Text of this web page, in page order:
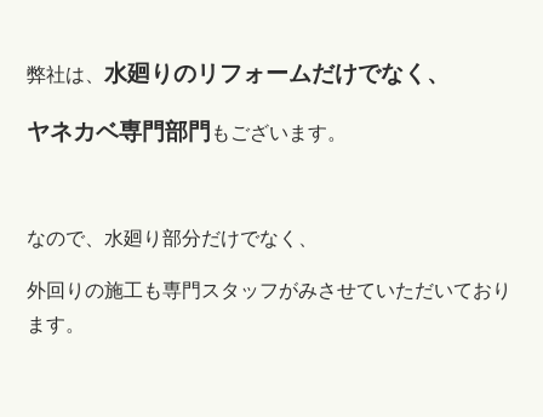
弊社は、 水廻りのリフォームだけでなく、
ヤネカベ専門部門 もございます。
なので、水廻り部分だけでなく、
外回りの施工も専門スタッフがみさせていただいており
ます。